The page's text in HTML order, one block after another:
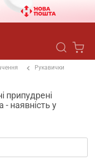
Рукавички
припудрені
- наявність у